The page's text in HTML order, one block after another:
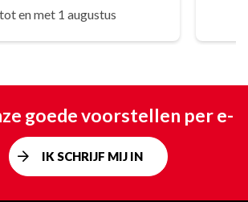
en met 1 augustus
goede voorstellen per e-
IK SCHRIJF MIJ IN